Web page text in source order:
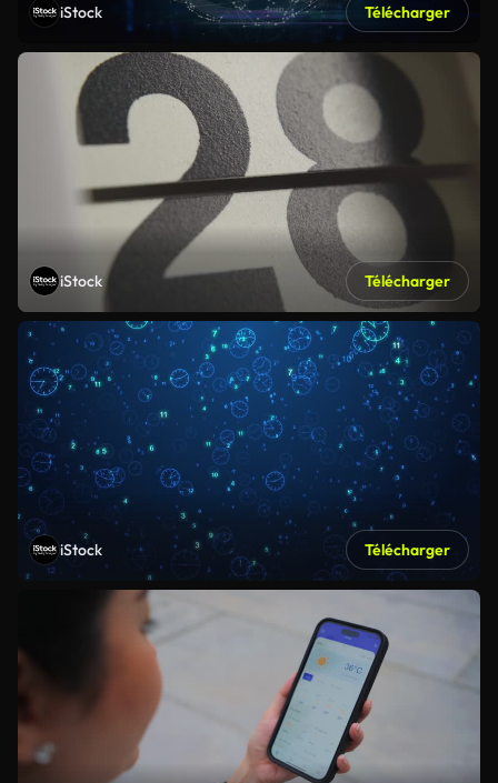
iStock Télécharger
iStock Télécharger
iStock Télécharger